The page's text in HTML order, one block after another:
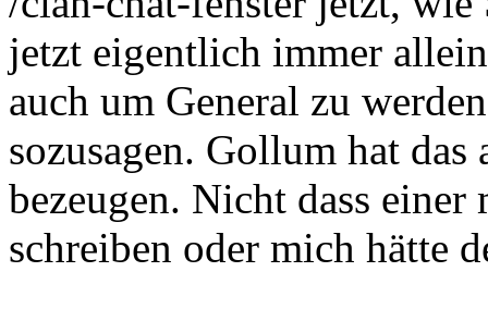
jetzt eigentlich immer
auch um General zu
sozusagen. Gollum hat
bezeugen. Nicht dass
schreiben oder mich hätte